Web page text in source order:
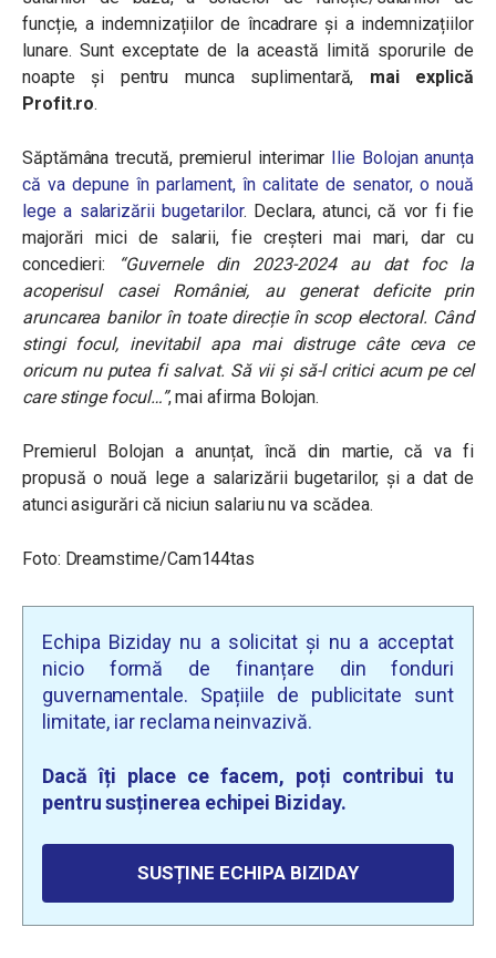
funcție, a indemnizațiilor de încadrare și a indemnizațiilor
lunare. Sunt exceptate de la această limită sporurile de
noapte și pentru munca suplimentară, mai explică
Profit.ro.
Săptămâna trecută, premierul interimar Ilie Bolojan anunța
că va depune în parlament, în calitate de senator, o nouă
lege a salarizării bugetarilor. Declara, atunci, că vor fi fie
majorări mici de salarii, fie creșteri mai mari, dar cu
concedieri:
“Guvernele din 2023-2024 au dat foc la
acoperisul casei României, au generat deficite prin
aruncarea banilor în toate direcție în scop electoral. Când
stingi focul, inevitabil apa mai distruge câte ceva ce
oricum nu putea fi salvat. Să vii și să-l critici acum pe cel
care stinge focul…”, mai afirma Bolojan.
Premierul Bolojan a anunțat, încă din martie, că va fi
propusă o nouă lege a salarizării bugetarilor, și a dat de
atunci asigurări că niciun salariu nu va scădea.
Foto: Dreamstime/Cam144tas
Echipa Biziday nu a solicitat și nu a acceptat
nicio formă de finanțare din fonduri
guvernamentale. Spațiile de publicitate sunt
limitate, iar reclama neinvazivă.
Dacă îți place ce facem, poți contribui tu
pentru susținerea echipei Biziday.
SUSȚINE ECHIPA BIZIDAY